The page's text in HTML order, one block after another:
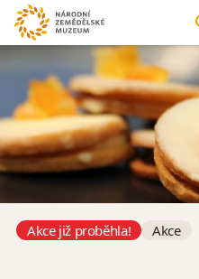
Akce již proběhla! Akce